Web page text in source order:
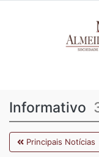
Informativo
Principais Notícias